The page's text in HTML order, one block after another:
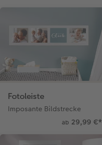
Fotoleiste
Imposante Bildstrecke
ab 29,99 €*